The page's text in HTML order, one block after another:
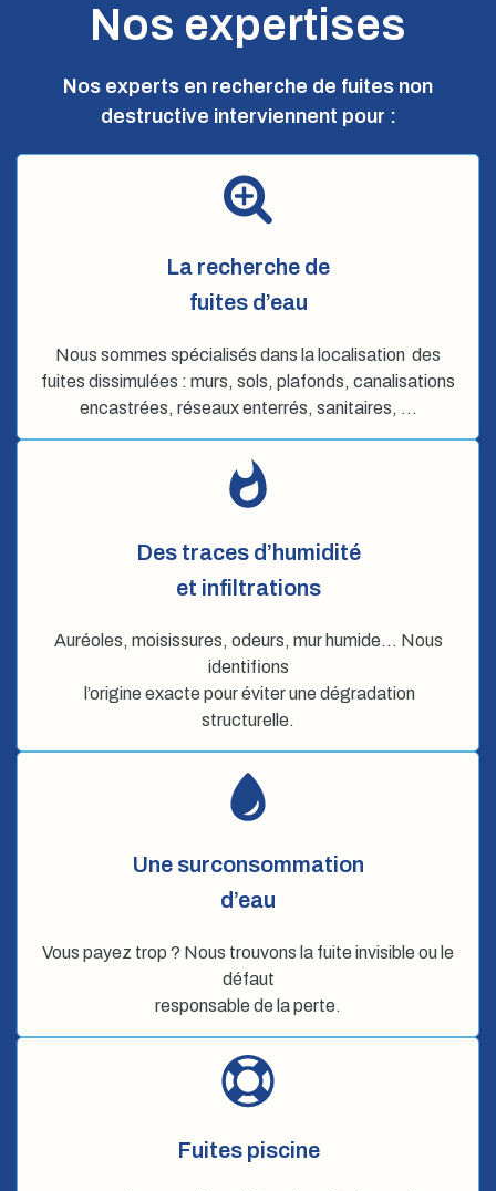
Nos expertises
Nos experts en recherche de fuites non
destructive interviennent pour :
La recherche de
fuites d’eau
Nous sommes spécialisés dans la localisation des
fuites dissimulées : murs, sols, plafonds, canalisations
encastrées, réseaux enterrés, sanitaires, …
Des traces d’humidité
et infiltrations
Auréoles, moisissures, odeurs, mur humide… Nous
identifions
l’origine exacte pour éviter une dégradation
structurelle.
Une surconsommation
d’eau
Vous payez trop ? Nous trouvons la fuite invisible ou le
défaut
responsable de la perte.
Fuites piscine